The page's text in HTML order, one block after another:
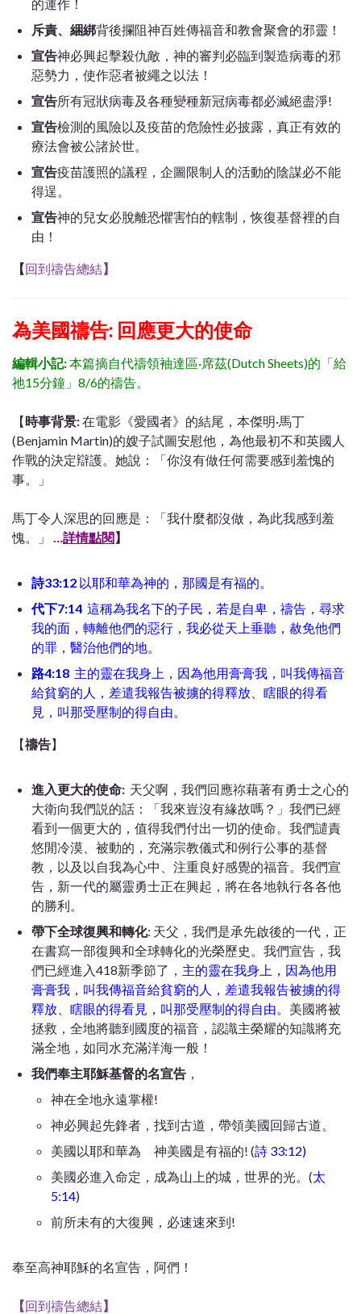
的運作！
斥責、綑綁背後攔阻神百姓傳福音和教會聚會的邪靈！
宣告神必興起擊殺仇敵，神的審判必臨到製造病毒的邪
惡勢力，使作惡者被繩之以法！
宣告所有冠狀病毒及各種變種新冠病毒都必滅絕盡淨!
宣告檢測的風險以及疫苗的危險性必披露，真正有效的
療法會被公諸於世。
宣告疫苗護照的議程，企圖限制人的活動的陰謀必不能
得逞。
宣告神的兒女必脫離恐懼害怕的轄制，恢復基督裡的自
由！
【回到禱告總結】
為美國禱告: 回應更大的使命
編輯小記:本篇摘自代禱領袖達區·席茲(Dutch Sheets)的「給
祂15分鐘」8/6的禱告。
【時事背景:在電影《愛國者》的結尾，本傑明·馬丁
(Benjamin Martin)的嫂子試圖安慰他，為他最初不和英國人
作戰的決定辯護。她說：「你沒有做任何需要感到羞愧的
事。」
馬丁令人深思的回應是：「我什麼都沒做，為此我感到羞
愧。」
…詳情點閱】
詩33:12 以耶和華為神的，那國是有福的。
代下7:14 這稱為我名下的子民，若是自卑，禱告，尋求
我的面，轉離他們的惡行，我必從天上垂聽，赦免他們
的罪，醫治他們的地。
路4:18 主的靈在我身上，因為他用膏膏我，叫我傳福音
給貧窮的人，差遣我報告被擄的得釋放、瞎眼的得看
見，叫那受壓制的得自由。
【禱告】
進入更大的使命: 天父啊，我們回應祢藉著有勇士之心的
大衛向我們説的話：「我來豈沒有緣故嗎？」我們已經
看到一個更大的，值得我們付出一切的使命。我們譴責
悠閒冷漠、被動的，充滿宗教儀式和例行公事的基督
教，以及以自我為心中、注重良好感覺的福音。我們宣
告，新一代的屬靈勇士正在興起，將在各地執行各各他
的勝利。
帶下全球復興和轉化: 天父，我們是承先啟後的一代，正
在書寫一部復興和全球轉化的光榮歷史。我們宣告，我
們已經進入418新季節了， 主的靈在我身上，因為他用
膏膏我，叫我傳福音給貧窮的人，差遣我報告被擄的得
釋放、瞎眼的得看見，叫那受壓制的得自由。 美國將被
拯救，全地將聽到國度的福音，認識主榮耀的知識將充
滿全地，如同水充滿洋海一般！
我們奉主耶穌基督的名宣告
神在全地永遠掌權!
神必興起先鋒者，找到古道，帶領美國回歸古道。
美國以耶和華為 神美國是有福的! (詩 33:12)
美國必進入命定，成為山上的城，世界的光。(太
5:14)
前所未有的大復興，必速速來到!
奉至高神耶穌的名宣告，阿們！
【回到禱告總結】